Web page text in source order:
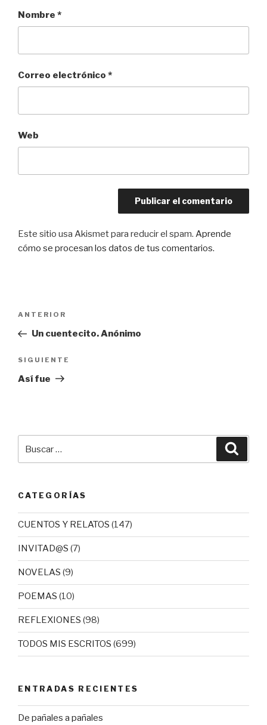
Nombre *
Correo electrónico *
Web
Este sitio usa Akismet para reducir el spam. Aprende
cómo se procesan los datos de tus comentarios.
entradas
Entrada
anterior:
ANTERIOR
Un cuentecito. Anónimo
Siguiente
entrada
SIGUIENTE
Así fue
por:
CATEGORÍAS
CUENTOS Y RELATOS (147)
INVITAD@S (7)
NOVELAS (9)
POEMAS (10)
REFLEXIONES (98)
TODOS MIS ESCRITOS (699)
ENTRADAS RECIENTES
De pañales a pañales